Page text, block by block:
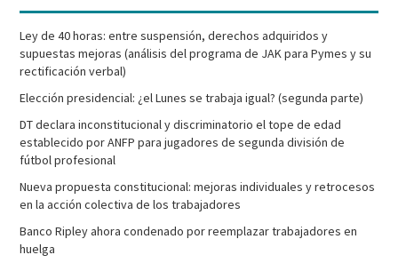
Ley de 40 horas: entre suspensión, derechos adquiridos y
supuestas mejoras (análisis del programa de JAK para Pymes y su
rectificación verbal)
Elección presidencial: ¿el Lunes se trabaja igual? (segunda parte)
DT declara inconstitucional y discriminatorio el tope de edad
establecido por ANFP para jugadores de segunda división de
fútbol profesional
Nueva propuesta constitucional: mejoras individuales y retrocesos
en la acción colectiva de los trabajadores
Banco Ripley ahora condenado por reemplazar trabajadores en
huelga